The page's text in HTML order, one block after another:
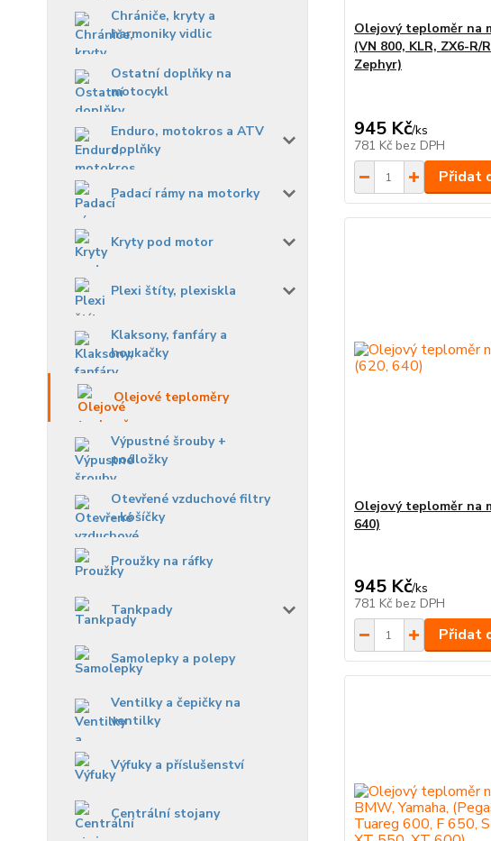
Chrániče, kryty a
harmoniky vidlic
Ostatní doplňky na
motocykl
Enduro, motokros a ATV
doplňky
Padací rámy na motorky
Kryty pod motor
Plexi štíty, plexiskla
Klaksony, fanfáry a
houkačky
Olejové teploměry
Výpustné šrouby +
podložky
Otevřené vzduchové filtry
- košíčky
Proužky na ráfky
Tankpady
Samolepky a polepy
Ventilky a čepičky na
ventilky
Výfuky a příslušenství
Centrální stojany
Olejový teploměr na
(VN 800, KLR, ZX6-R/
Zephyr)
945 Kč/ks
781 Kč bez DPH
Přidat
Olejový teploměr na
640)
945 Kč/ks
781 Kč bez DPH
Přidat